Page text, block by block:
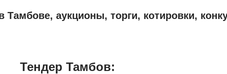
Тамбове, аукционы, торги, котировки,
Тендер Тамбов: